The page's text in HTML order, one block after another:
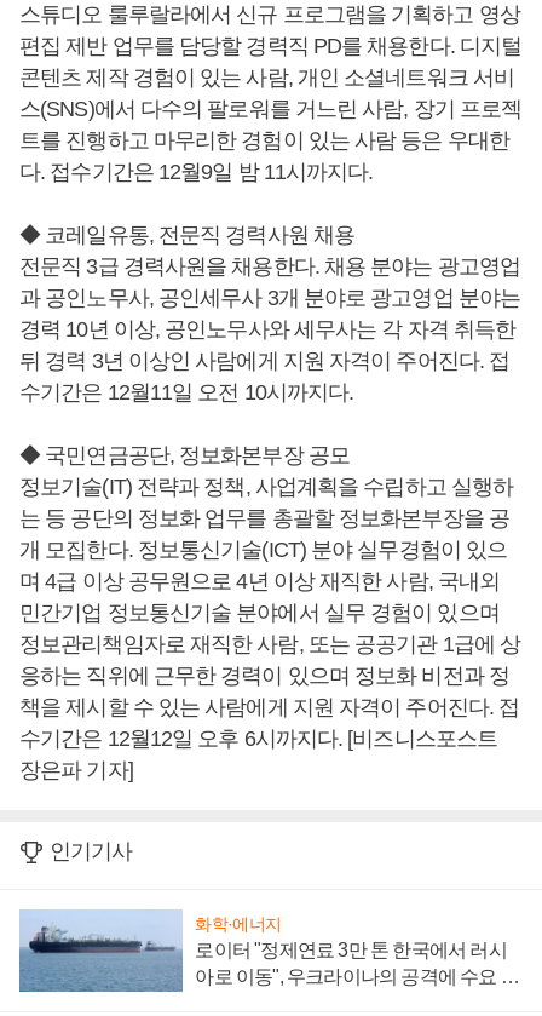
스튜디오 룰루랄라에서 신규 프로그램을 기획하고 영상
편집 제반 업무를 담당할 경력직 PD를 채용한다. 디지털
콘텐츠 제작 경험이 있는 사람, 개인 소셜네트워크 서비
스(SNS)에서 다수의 팔로워를 거느린 사람, 장기 프로젝
트를 진행하고 마무리한 경험이 있는 사람 등은 우대한
다. 접수기간은 12월9일 밤 11시까지다.
◆ 코레일유통, 전문직 경력사원 채용
전문직 3급 경력사원을 채용한다. 채용 분야는 광고영업
과 공인노무사, 공인세무사 3개 분야로 광고영업 분야는
경력 10년 이상, 공인노무사와 세무사는 각 자격 취득한
뒤 경력 3년 이상인 사람에게 지원 자격이 주어진다. 접
수기간은 12월11일 오전 10시까지다.
◆ 국민연금공단, 정보화본부장 공모
정보기술(IT) 전략과 정책, 사업계획을 수립하고 실행하
는 등 공단의 정보화 업무를 총괄할 정보화본부장을 공
개 모집한다. 정보통신기술(ICT) 분야 실무경험이 있으
며 4급 이상 공무원으로 4년 이상 재직한 사람, 국내외
민간기업 정보통신기술 분야에서 실무 경험이 있으며
정보관리책임자로 재직한 사람, 또는 공공기관 1급에 상
응하는 직위에 근무한 경력이 있으며 정보화 비전과 정
책을 제시할 수 있는 사람에게 지원 자격이 주어진다. 접
수기간은 12월12일 오후 6시까지다. [비즈니스포스트
장은파 기자]
인기기사
화학·에너지
로이터 "정제연료 3만 톤 한국에서 러시
아로 이동", 우크라이나의 공격에 수요 늘